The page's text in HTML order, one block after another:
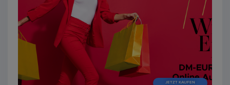
JETZT KAUFEN